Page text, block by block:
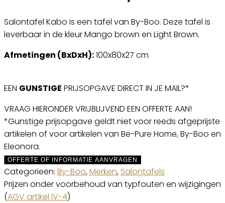
Salontafel Kabo is een tafel van By-Boo. Deze tafel is
leverbaar in de kleur Mango brown en Light Brown.
Afmetingen (BxDxH):100x80x27 cm
EEN GUNSTIGE PRIJSOPGAVE DIRECT IN JE MAIL?*
VRAAG HIERONDER VRIJBLIJVEND EEN OFFERTE AAN!
*Gunstige prijsopgave geldt niet voor reeds afgeprijste
artikelen of voor artikelen van Be-Pure Home, By-Boo en
Eleonora.
OFFERTE OF INFORMATIE AANVRAGEN
Categorieën: By-Boo,Merken, Salontafels
Prijzen onder voorbehoud van typfouten en wijzigingen
(AGV artikel IV-4)